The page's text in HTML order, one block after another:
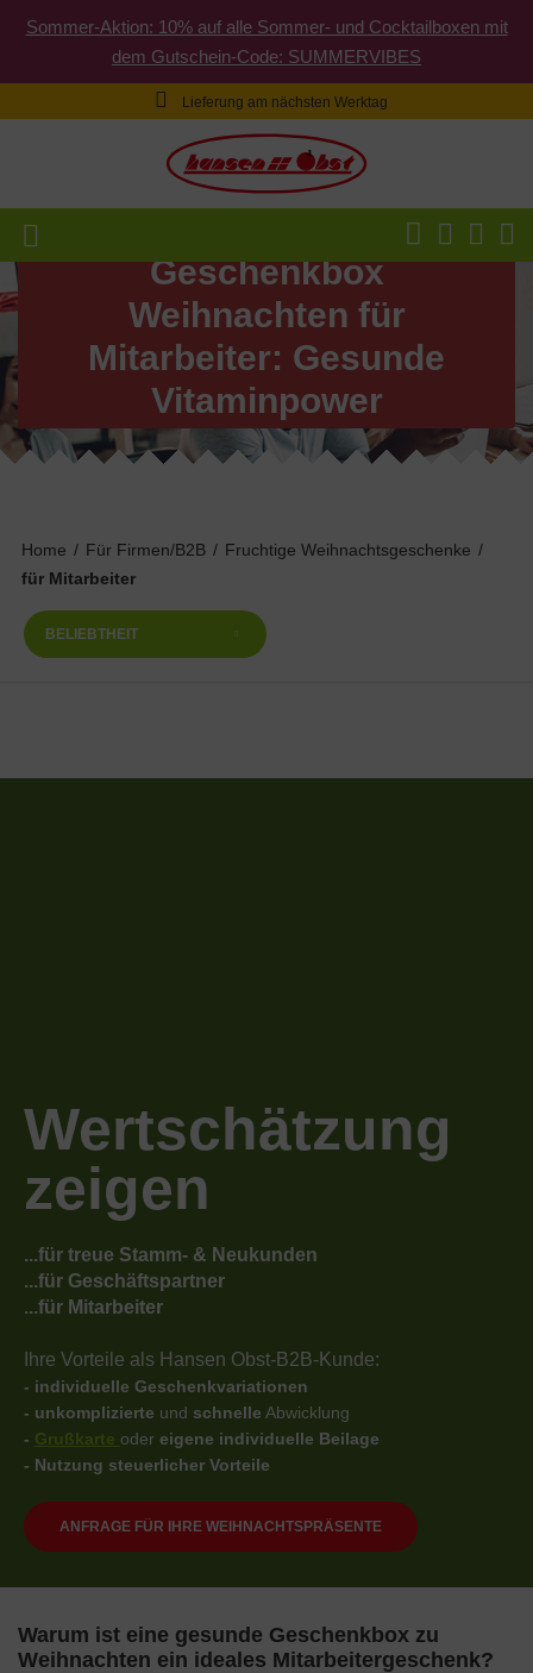
Sommer-Aktion: 10% auf alle Sommer- und Cocktailboxen mit
dem Gutschein-Code: SUMMERVIBES
Lieferung am nächsten Werktag
Geschenkbox
Weihnachten für
Mitarbeiter: Gesunde
Vitaminpower
Home / Für Firmen/B2B / Fruchtige Weihnachtsgeschenke /
für Mitarbeiter
Wertschätzung
zeigen
...für treue Stamm- & Neukunden
...für Geschäftspartner
...für Mitarbeiter
Ihre Vorteile als Hansen Obst-B2B-Kunde:
- individuelle Geschenkvariationen
- unkomplizierte und schnelle Abwicklung
- Grußkarte oder eigene individuelle Beilage
- Nutzung steuerlicher Vorteile
ANFRAGE FÜR IHRE WEIHNACHTSPRÄSENTE
Warum ist eine gesunde Geschenkbox zu
Weihnachten ein ideales Mitarbeitergeschenk?